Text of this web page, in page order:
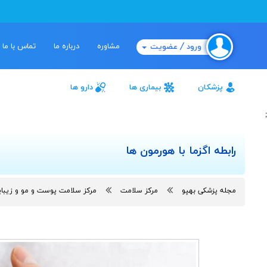
ورود / عضویت مشاوره درباره ما تماس با ما
پزشکان بیماری ها دارو ها
;
رابطه اگزما با هورمون ها
مجله پزشکی بهپو مرکز سلامت مرکز سلامت پوست و مو و